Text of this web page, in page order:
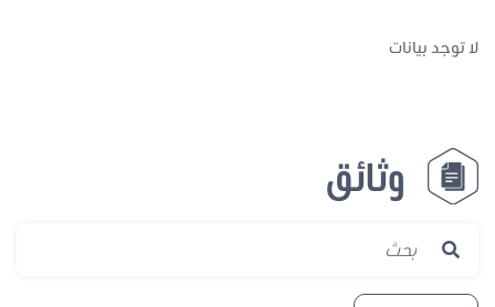
توجد بيانات
وثائق